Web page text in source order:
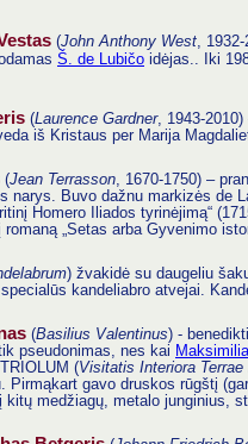
(John Anthony West,
Š. de Lubičo idėjas.. Iki
(Laurence Gardner, 1943-
iš Kristaus per Marija
(Jean Terrasson, 1670-1750) –
narys. Buvo dažnu markizės de
Homero Iliados tyrinėjimą“
„Setas arba Gyvenimo
) žvakidė su daugeliu
kandeliabro atvejai.
(Basilius Valentinus) -
pseudonimas, nes kai
(Visitatis Interiora
Pirmąkart gavo druskos rūgštį
kitų medžiagų, metalo junginius,